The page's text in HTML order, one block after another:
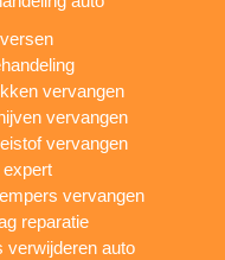
vervangen
vervangen
vervangen
expert
vervangen
reparatie
verwijderen auto